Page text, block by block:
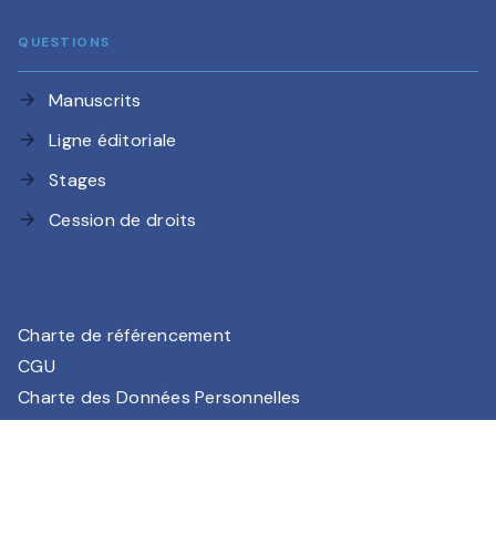
QUESTIONS
arrow_forward Manuscrits
arrow_forward Ligne éditoriale
arrow_forward Stages
arrow_forward Cession de droits
Charte de référencement
CGU
Charte des Données Personnelles
Mentions légales